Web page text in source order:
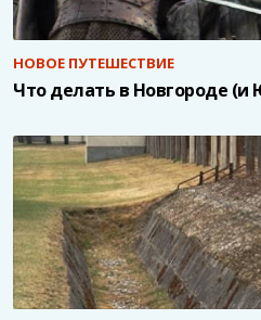
НОВОЕ ПУТЕШЕСТВИЕ
Что делать в Новгороде